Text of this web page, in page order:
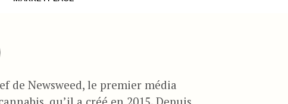
de Newsweed, le premier média